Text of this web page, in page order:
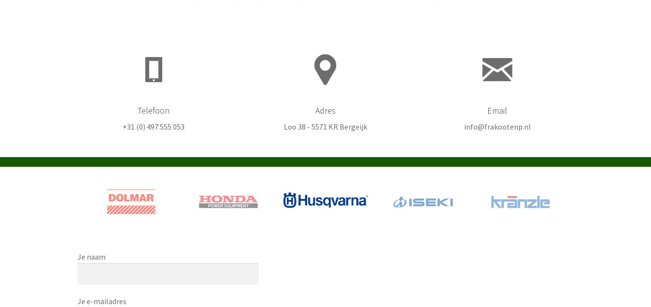
Telefoon
+31 (0) 497 555 053
Adres
Loo 38 - 5571 KR Bergeijk
Email
info@frakootenp.nl
Je naam
Je e-mailadres